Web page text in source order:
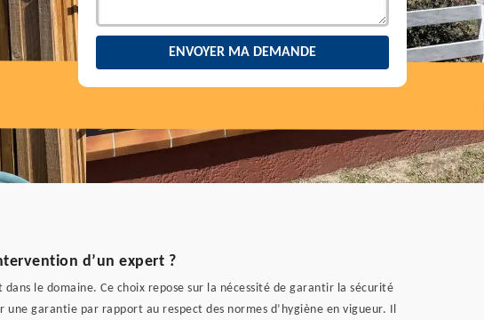
d’un expert ?
le domaine. Ce choix repose sur la nécessité de garantir la sécurité
garantie par rapport au respect des normes d’hygiène en vigueur. Il